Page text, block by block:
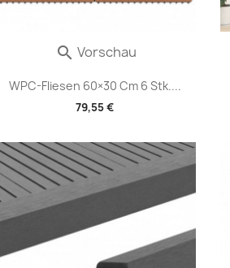
WPC-Fliesen 60×30 Cm 6 Stk....
79,55 €
 Vorschau